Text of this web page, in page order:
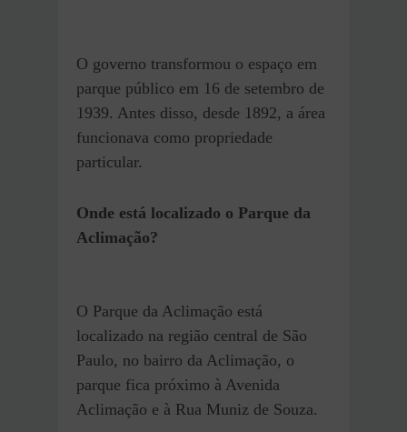
O governo transformou o espaço em
parque público em 16 de setembro de
1939. Antes disso, desde 1892, a área
funcionava como propriedade
particular.
Onde está localizado o Parque da
Aclimação?
O Parque da Aclimação está
localizado na região central de São
Paulo, no bairro da Aclimação, o
parque fica próximo à Avenida
Aclimação e à Rua Muniz de Souza.